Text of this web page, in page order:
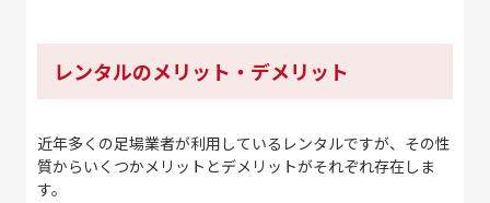
レンタルのメリット・デメリット
近年多くの足場業者が利用しているレンタルですが、その性
質からいくつかメリットとデメリットがそれぞれ存在しま
す。